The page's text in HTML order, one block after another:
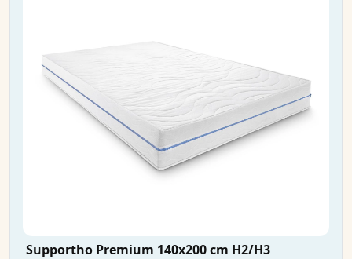
Supportho Premium 140x200 cm H2/H3